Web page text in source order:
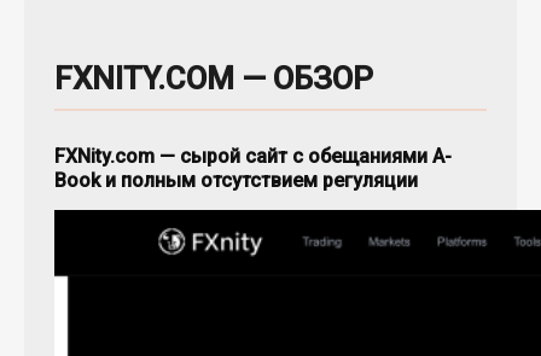
FXNITY.COM — ОБЗОР
FXNity.com — сырой сайт с обещаниями A-
Book и полным отсутствием регуляции